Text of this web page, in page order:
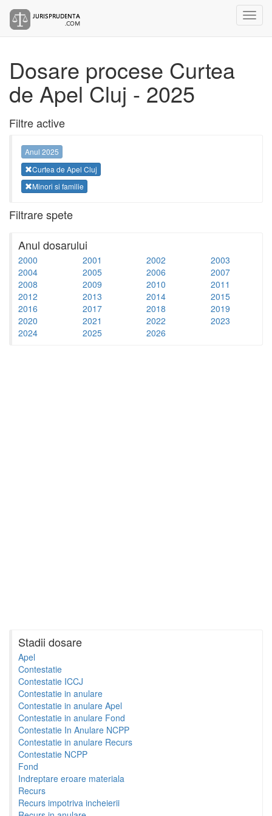
Dosare procese Curtea
de Apel Cluj - 2025
Filtre active
Anul 2025
Curtea de Apel Cluj
Minori si familie
Filtrare spete
Anul dosarului
2000 2001 2002
2003
2004
2005 2006
2007
2008
2009 2010
2011
2012
2013 2014
2015
2016
2017 2018
2019
2020
2021 2022
2023
2024
2025 2026
Stadii dosare
Apel
Contestatie
Contestatie ICCJ
Contestatie in anulare
Contestatie in anulare Apel
Contestatie in anulare Fond
Contestatie In Anulare NCPP
Contestatie in anulare Recurs
Contestatie NCPP
Fond
Indreptare eroare materiala
Recurs
Recurs impotriva incheierii